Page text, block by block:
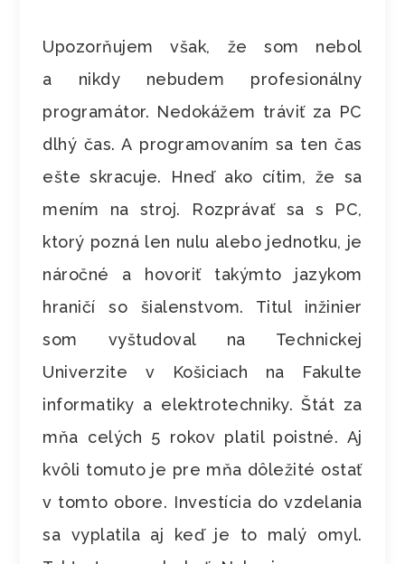
Upozorňujem však, že som nebol
a nikdy nebudem profesionálny
programátor. Nedokážem tráviť za PC
dlhý čas. A programovaním sa ten čas
ešte skracuje. Hneď ako cítim, že sa
mením na stroj. Rozprávať sa s PC,
ktorý pozná len nulu alebo jednotku, je
náročné a hovoriť takýmto jazykom
hraničí so šialenstvom. Titul inžinier
som vyštudoval na Technickej
Univerzite v Košiciach na Fakulte
informatiky a elektrotechniky. Štát za
mňa celých 5 rokov platil poistné. Aj
kvôli tomuto je pre mňa dôležité ostať
v tomto obore. Investícia do vzdelania
sa vyplatila aj keď je to malý omyl.